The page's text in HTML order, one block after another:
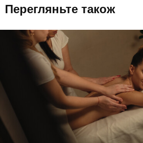
Перегляньте також